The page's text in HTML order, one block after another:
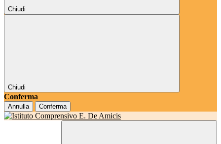
Chiudi
Chiudi
Conferma
Annulla Conferma